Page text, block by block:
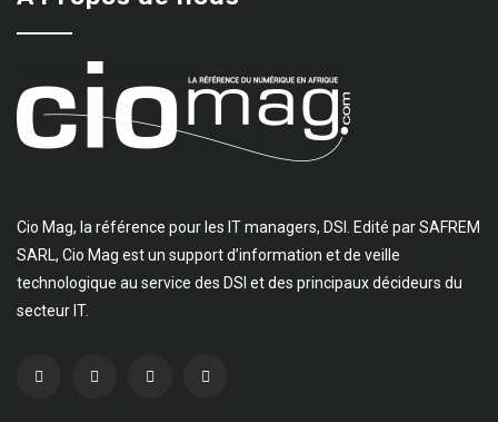
Cio Mag, la référence pour les IT managers, DSI. Edité par SAFREM
SARL, Cio Mag est un support d’information et de veille
technologique au service des DSI et des principaux décideurs du
secteur IT.